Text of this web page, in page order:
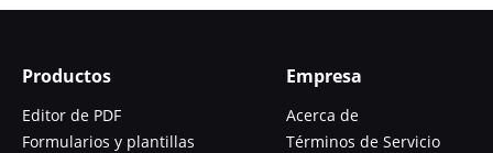
Productos
Editor de PDF
Formularios y plantillas
Empresa
Acerca de
Términos de Servicio